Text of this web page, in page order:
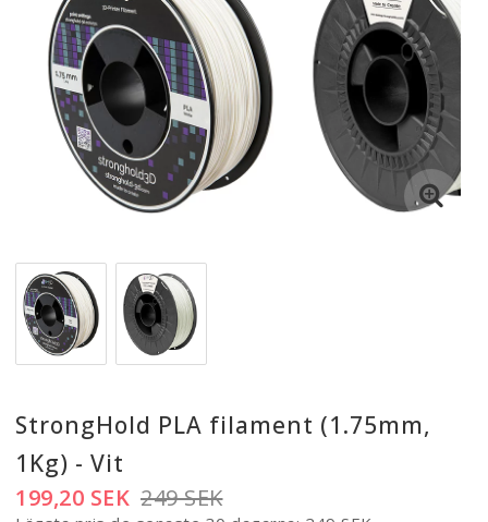
3D-Skrivare — Delar
Resin
3D-Pennor & Tillbehör
StrongHold PLA filament (1.75mm,
1Kg) - Vit
249 SEK
199,20 SEK